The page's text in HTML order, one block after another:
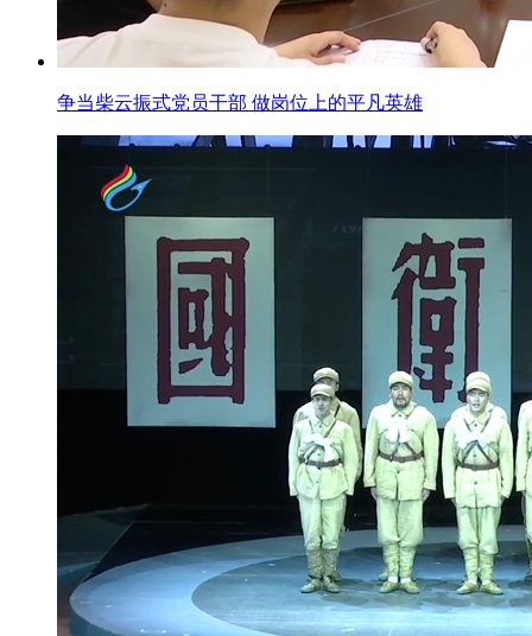
争当柴云振式党员干部 做岗位上的平凡英雄